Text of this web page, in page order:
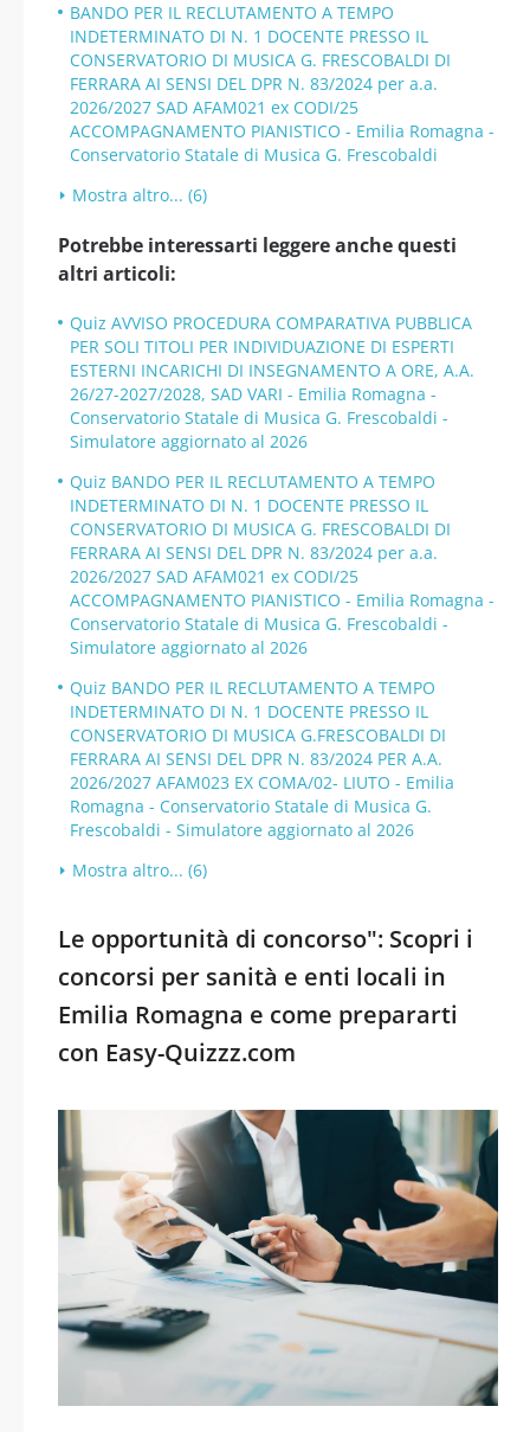
BANDO PER IL RECLUTAMENTO A TEMPO
INDETERMINATO DI N. 1 DOCENTE PRESSO IL
CONSERVATORIO DI MUSICA G. FRESCOBALDI DI
FERRARA AI SENSI DEL DPR N. 83/2024 per a.a.
2026/2027 SAD AFAM021 ex CODI/25
ACCOMPAGNAMENTO PIANISTICO - Emilia Romagna -
Conservatorio Statale di Musica G. Frescobaldi
Mostra altro... (6)
Potrebbe interessarti leggere anche questi
altri articoli:
Quiz AVVISO PROCEDURA COMPARATIVA PUBBLICA
PER SOLI TITOLI PER INDIVIDUAZIONE DI ESPERTI
ESTERNI INCARICHI DI INSEGNAMENTO A ORE, A.A.
26/27-2027/2028, SAD VARI - Emilia Romagna -
Conservatorio Statale di Musica G. Frescobaldi -
Simulatore aggiornato al 2026
Quiz BANDO PER IL RECLUTAMENTO A TEMPO
INDETERMINATO DI N. 1 DOCENTE PRESSO IL
CONSERVATORIO DI MUSICA G. FRESCOBALDI DI
FERRARA AI SENSI DEL DPR N. 83/2024 per a.a.
2026/2027 SAD AFAM021 ex CODI/25
ACCOMPAGNAMENTO PIANISTICO - Emilia Romagna -
Conservatorio Statale di Musica G. Frescobaldi -
Simulatore aggiornato al 2026
Quiz BANDO PER IL RECLUTAMENTO A TEMPO
INDETERMINATO DI N. 1 DOCENTE PRESSO IL
CONSERVATORIO DI MUSICA G.FRESCOBALDI DI
FERRARA AI SENSI DEL DPR N. 83/2024 PER A.A.
2026/2027 AFAM023 EX COMA/02- LIUTO - Emilia
Romagna - Conservatorio Statale di Musica G.
Frescobaldi - Simulatore aggiornato al 2026
Mostra altro... (6)
Le opportunità di concorso": Scopri i
concorsi per sanità e enti locali in
Emilia Romagna e come prepararti
con Easy-Quizzz.com